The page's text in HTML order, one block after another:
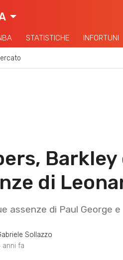
STATISTICHE INFORTUNI
di
assenze di Paul George
Sollazzo
anni fa